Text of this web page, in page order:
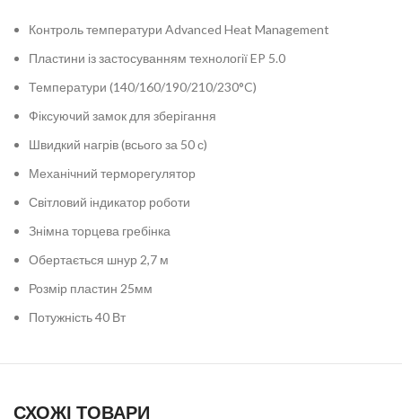
Контроль температури Advanced Heat Management
Пластини із застосуванням технології EP 5.0
Температури (140/160/190/210/230°C)
Фіксуючий замок для зберігання
Швидкий нагрів (всього за 50 с)
Механічний терморегулятор
Світловий індикатор роботи
Знімна торцева гребінка
Обертається шнур 2,7 м
Розмір пластин 25мм
Потужність 40 Вт
СХОЖІ ТОВАРИ